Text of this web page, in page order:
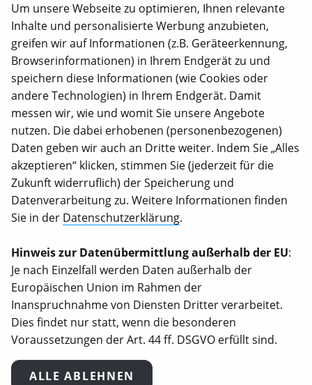
UNSERE LINKS
Unterstütze unsere Arbeit
Über uns
Satzung
Wirkungsberichte
Internationale Jahresberichte
Stellenangebote
KONTAKT
Animal Equality Germany e.V.
Pappelallee 78/79
Berlin, 10437
030 23 32 94 58 0
info@animalequality.de
Animal Equality Germany e.V. ist als gemeinnützig
anerkannt. Spenden sind steuerlich absetzbar
(Steuernummer: 27/660/66438).
Um unsere Webseite zu optimieren, Ihnen relevante
Inhalte und personalisierte Werbung anzubieten,
greifen wir auf Informationen (z.B. Geräteerkennung,
Browserinformationen) in Ihrem Endgerät zu und
speichern diese Informationen (wie Cookies oder
andere Technologien) in Ihrem Endgerät. Damit
messen wir, wie und womit Sie unsere Angebote
nutzen. Die dabei erhobenen (personenbezogenen)
Daten geben wir auch an Dritte weiter. Indem Sie „Alles
akzeptieren“ klicken, stimmen Sie (jederzeit für die
Zukunft widerruflich) der Speicherung und
Datenverarbeitung zu. Weitere Informationen finden
Sie in der Datenschutzerklärung.
Hinweis zur Datenübermittlung außerhalb der EU:
Je nach Einzelfall werden Daten außerhalb der
Europäischen Union im Rahmen der
Inanspruchnahme von Diensten Dritter verarbeitet.
Dies findet nur statt, wenn die besonderen
Voraussetzungen der Art. 44 ff. DSGVO erfüllt sind.
ALLE ABLEHNEN